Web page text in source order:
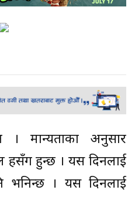
मान्यताका अनुसार
हुन्छ । यस दिनलाई
भनिन्छ । यस दिनलाई